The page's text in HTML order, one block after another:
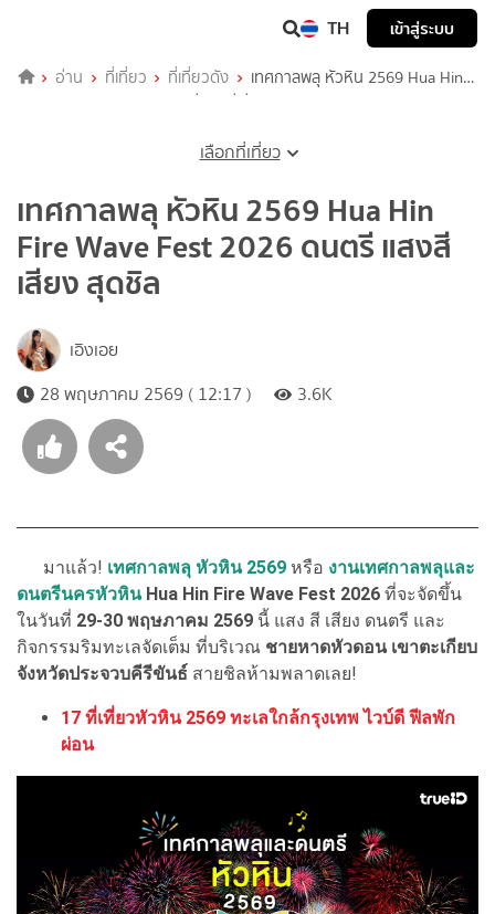
TH เข้าสู่ระบบ
อ่าน ที่เที่ยว ที่เที่ยวดัง
เทศกาลพลุ หัวหิน 2569 Hua Hin
Fire Wave Fest 2026 ดนตรี แสงสีเสียง สุดชิล
เลือกที่เที่ยว
เทศกาลพลุ หัวหิน 2569 Hua Hin
Fire Wave Fest 2026 ดนตรี แสงสี
เสียง สุดชิล
เอิงเอย
28 พฤษภาคม 2569 ( 12:17 )
3.6K
มาแล้ว! เทศกาลพลุ หัวหิน 2569 หรือ งานเทศกาลพลุและ
ดนตรีนครหัวหินHua Hin Fire Wave Fest 2026 ที่จะจัดขึ้น
ในวันที่ 29-30 พฤษภาคม 2569 นี้ แสง สี เสียง ดนตรี และ
กิจกรรมริมทะเลจัดเต็ม ที่บริเวณ ชายหาดหัวดอน เขาตะเกียบ
จังหวัดประจวบคีรีขันธ์ สายชิลห้ามพลาดเลย!
17 ที่เที่ยวหัวหิน 2569 ทะเลใกล้กรุงเทพ ไวบ์ดี ฟีลพัก
ผ่อน